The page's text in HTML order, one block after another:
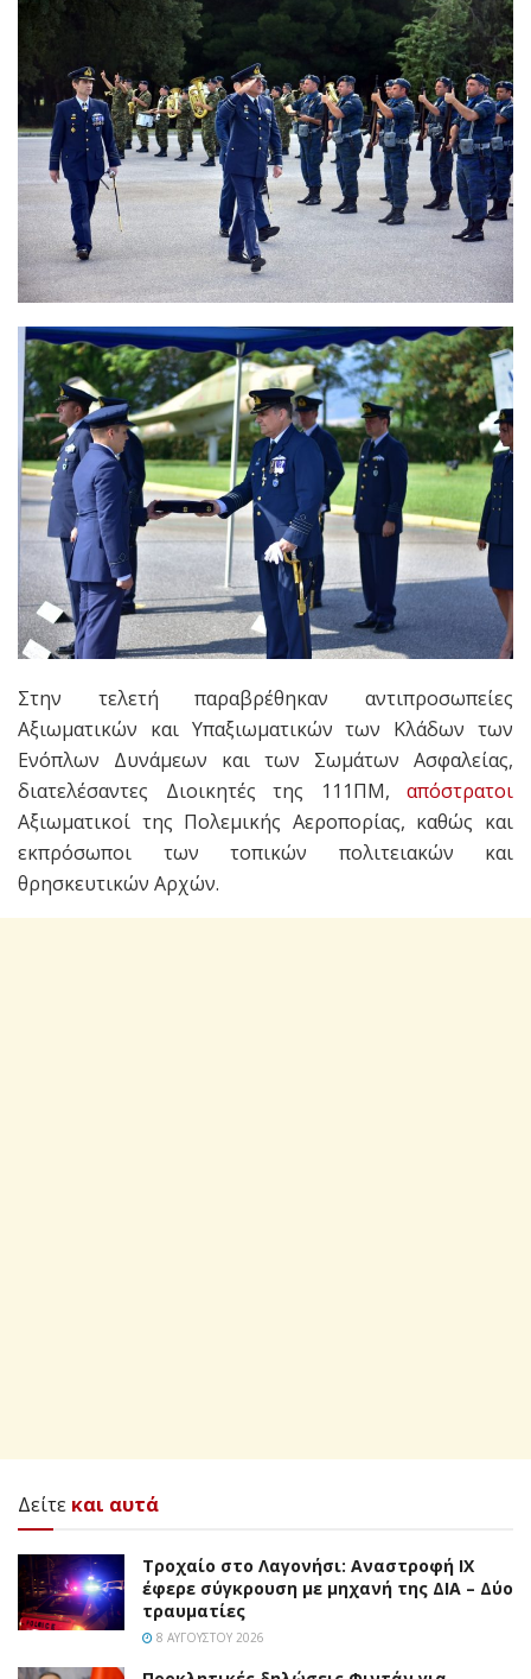
Στην τελετή παραβρέθηκαν αντιπροσωπείες
Αξιωματικών και Υπαξιωματικών των Κλάδων των
Ενόπλων Δυνάμεων και των Σωμάτων Ασφαλείας,
διατελέσαντες Διοικητές της 111ΠΜ, απόστρατοι
Αξιωματικοί της Πολεμικής Αεροπορίας, καθώς και
εκπρόσωποι των τοπικών πολιτειακών και
θρησκευτικών Αρχών.
Δείτε και αυτά
Τροχαίο στο Λαγονήσι: Αναστροφή ΙΧ
έφερε σύγκρουση με μηχανή της ΔΙΑ – Δύο
τραυματίες
8 ΑΥΓΟΎΣΤΟΥ 2026